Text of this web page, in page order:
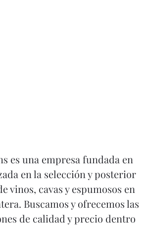
es una empresa fundada en
en la selección y posterior
vinos, cavas y espumosos en
Buscamos y ofrecemos las
de calidad y precio dentro